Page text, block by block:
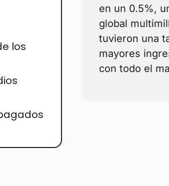
en un 0.5%,
global
tuvieron una
mayores
con todo el
los